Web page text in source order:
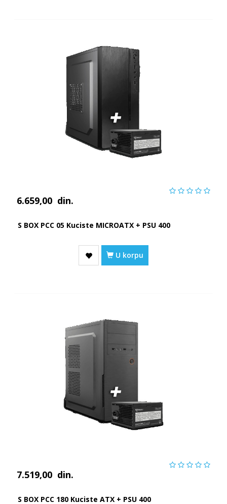
6.659,00 din.
S BOX PCC 05 Kuciste MICROATX + PSU 400
U korpu
7.519,00 din.
S BOX PCC 180 Kuciste ATX + PSU 400